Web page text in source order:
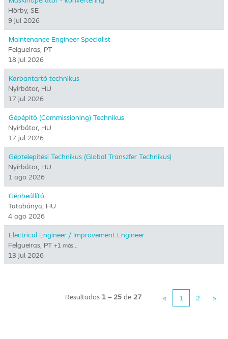
Hörby, SE
9 jul 2026
Maintenance Engineer Specialist
Felgueiras, PT
18 jul 2026
Karbantartó technikus
Nyírbátor, HU
17 jul 2026
Gépépítő (Commissioning) Technikus
Nyírbátor, HU
17 jul 2026
Géptelepítési Technikus (Global Transzfer Technikus)
Nyírbátor, HU
1 ago 2026
Gépbeállító
Tatabánya, HU
4 ago 2026
Electrical Engineer / Improvement Engineer
Felgueiras, PT +1 más…
13 jul 2026
Resultados 1 – 25 de 27 « 1 2 »